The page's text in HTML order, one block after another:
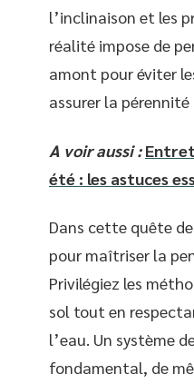
l’inclinaison et les
réalité impose de
amont pour éviter
assurer la
A voir aussi :
été : les astuces
Dans cette quête
pour maîtriser la
Privilégiez les
sol tout en
l’eau. Un système
fondamental, de